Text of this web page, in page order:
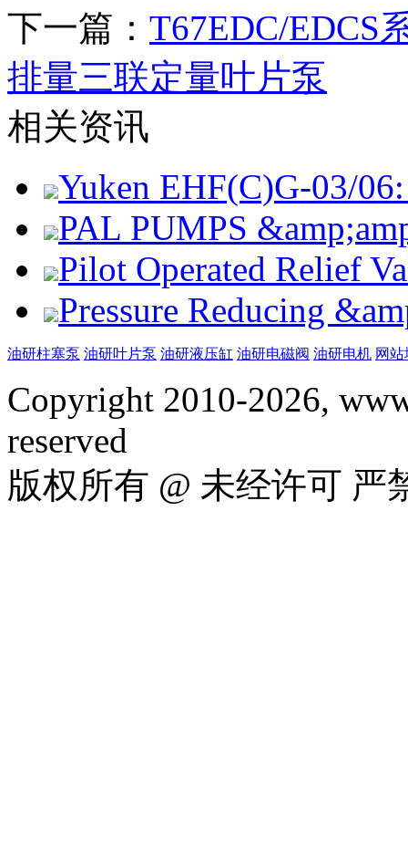
下一篇： T67EDC/EDCS
排量三联定量叶片泵
相关资讯
Yuken EHF(C)G-03/
PAL PUMPS
Pilot Operated Relief
Pressure Reducing
油研柱塞泵 油研叶片泵 油研液压缸 油研电磁阀 油研电机 网
Copyright 2010-2026,
reserved
版权所有 @ 未经许可 严